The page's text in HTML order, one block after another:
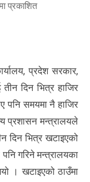
प्रकाशित
प्रदेश सरकार,
दिन भित्र हाजिर
पनि समयमा नै हाजिर
प्रशासन मन्त्रालयले
दिन भित्र खटाइएको
पनि गरिने मन्त्रालयका
। खटाइएको ठाउँमा